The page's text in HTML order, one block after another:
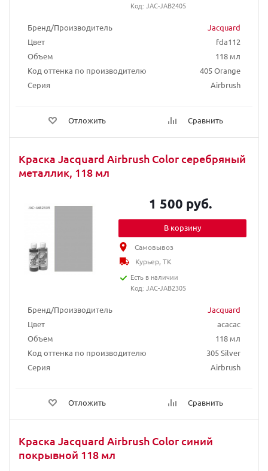
Бренд/Производитель
Jacquard
Цвет
fda112
Объем
118 мл
Код оттенка по производителю
405 Orange
Серия
Airbrush
Отложить Сравнить
Код: JAC-JAB2405
Краска Jacquard Airbrush Color серебряный
металлик, 118 мл
Бренд/Производитель
Jacquard
Цвет
acacac
Объем
118 мл
Код оттенка по производителю
305 Silver
Серия
Airbrush
Отложить Сравнить
1 500 руб.
В корзину
Самовывоз
Курьер, ТК
Есть в наличии
Код: JAC-JAB2305
Краска Jacquard Airbrush Color синий
покрывной 118 мл